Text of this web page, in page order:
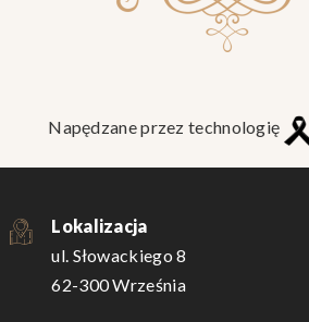
Napędzane przez technologię
Lokalizacja
ul. Słowackiego 8
62-300 Września